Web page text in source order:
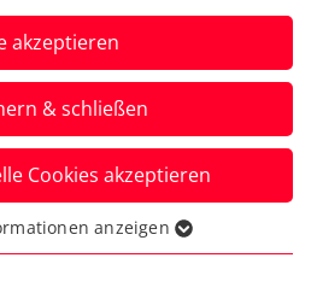
akzeptieren
& schließen
Cookies akzeptieren
für grundlegende
anzeigen